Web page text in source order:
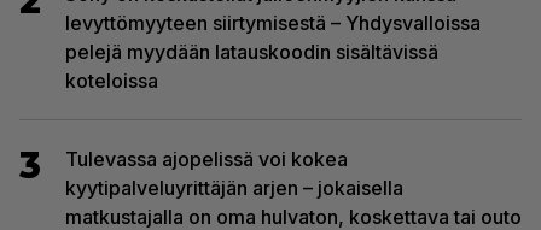
levyttömyyteen siirtymisestä – Yhdysvalloissa
pelejä myydään latauskoodin sisältävissä
koteloissa
3
Tulevassa ajopelissä voi kokea
kyytipalveluyrittäjän arjen – jokaisella
matkustajalla on oma hulvaton, koskettava tai outo